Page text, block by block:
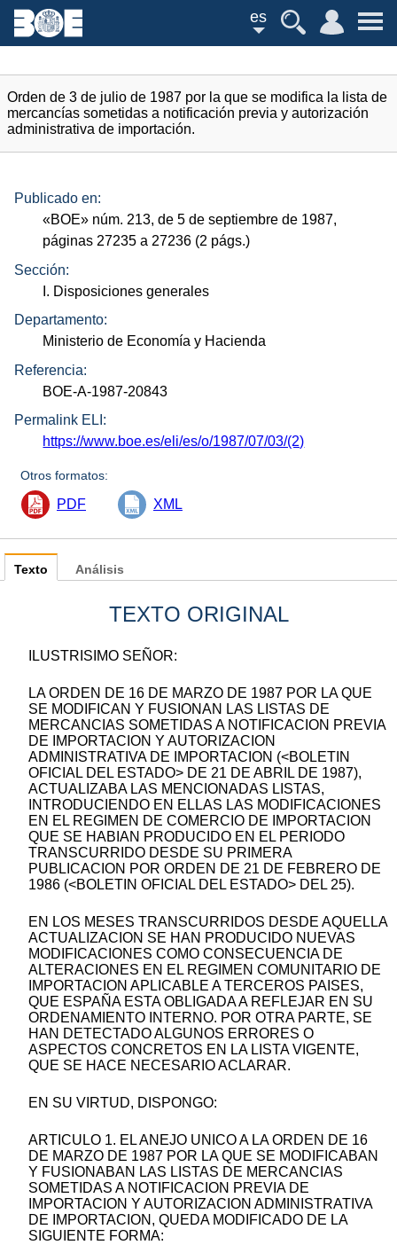
es
Orden de 3 de julio de 1987 por la que se modifica la lista de
mercancías sometidas a notificación previa y autorización
administrativa de importación.
Publicado en:
«BOE» núm. 213, de 5 de septiembre de 1987,
páginas 27235 a 27236 (2 págs.)
Sección:
I. Disposiciones generales
Departamento:
Ministerio de Economía y Hacienda
Referencia:
BOE-A-1987-20843
Permalink ELI:
https://www.boe.es/eli/es/o/1987/07/03/(2)
Otros formatos:
PDF XML
Texto
TEXTO ORIGINAL
ILUSTRISIMO SEÑOR:
LA ORDEN DE 16 DE MARZO DE 1987 POR LA QUE
SE MODIFICAN Y FUSIONAN LAS LISTAS DE
MERCANCIAS SOMETIDAS A NOTIFICACION PREVIA
DE IMPORTACION Y AUTORIZACION
ADMINISTRATIVA DE IMPORTACION (<BOLETIN
OFICIAL DEL ESTADO> DE 21 DE ABRIL DE 1987),
ACTUALIZABA LAS MENCIONADAS LISTAS,
INTRODUCIENDO EN ELLAS LAS MODIFICACIONES
EN EL REGIMEN DE COMERCIO DE IMPORTACION
QUE SE HABIAN PRODUCIDO EN EL PERIODO
TRANSCURRIDO DESDE SU PRIMERA
PUBLICACION POR ORDEN DE 21 DE FEBRERO DE
1986 (<BOLETIN OFICIAL DEL ESTADO> DEL 25).
EN LOS MESES TRANSCURRIDOS DESDE AQUELLA
ACTUALIZACION SE HAN PRODUCIDO NUEVAS
MODIFICACIONES COMO CONSECUENCIA DE
ALTERACIONES EN EL REGIMEN COMUNITARIO DE
IMPORTACION APLICABLE A TERCEROS PAISES,
QUE ESPAÑA ESTA OBLIGADA A REFLEJAR EN SU
ORDENAMIENTO INTERNO. POR OTRA PARTE, SE
HAN DETECTADO ALGUNOS ERRORES O
ASPECTOS CONCRETOS EN LA LISTA VIGENTE,
QUE SE HACE NECESARIO ACLARAR.
EN SU VIRTUD, DISPONGO:
ARTICULO 1. EL ANEJO UNICO A LA ORDEN DE 16
DE MARZO DE 1987 POR LA QUE SE MODIFICABAN
Y FUSIONABAN LAS LISTAS DE MERCANCIAS
SOMETIDAS A NOTIFICACION PREVIA DE
IMPORTACION Y AUTORIZACION ADMINISTRATIVA
DE IMPORTACION, QUEDA MODIFICADO DE LA
SIGUIENTE FORMA:
Análisis